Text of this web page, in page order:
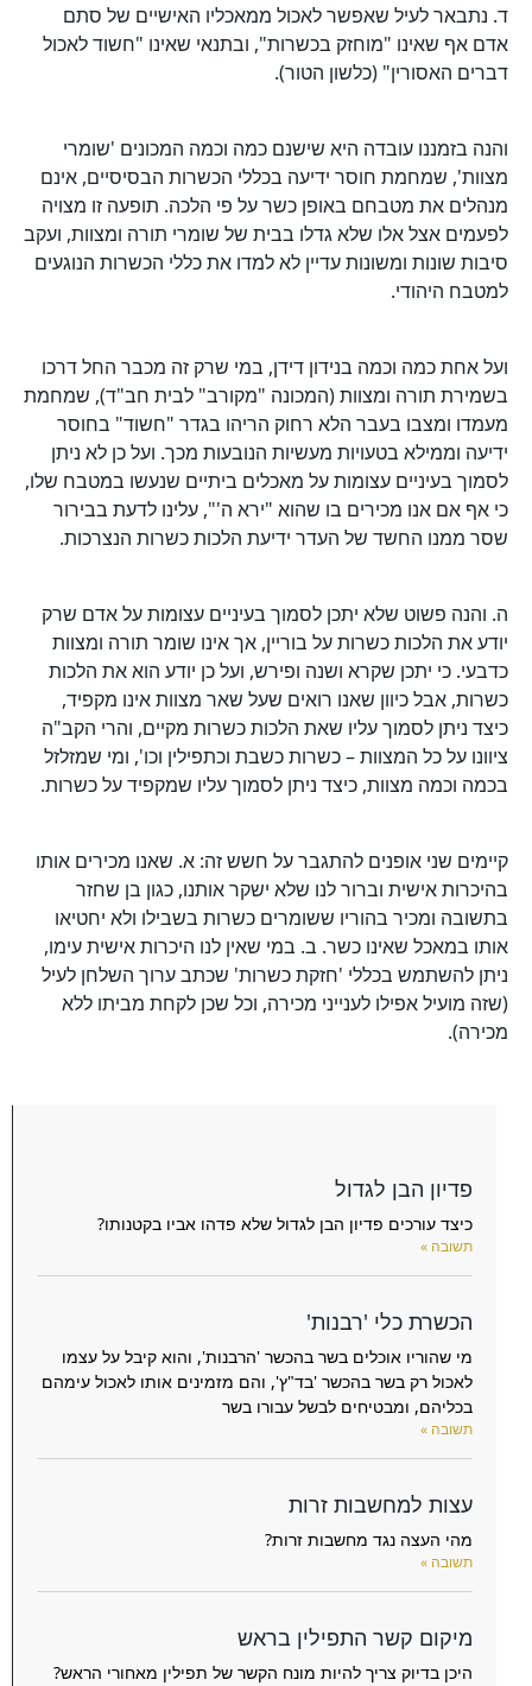
פדיון הבן לגדול
כיצד עורכים פדיון הבן לגדול שלא פדהו אביו בקטנותו?
תשובה »
הכשרת כלי 'רבנות'
מי שהוריו אוכלים בשר בהכשר 'הרבנות', והוא קיבל על עצמו
לאכול רק בשר בהכשר 'בד"ץ', והם מזמינים אותו לאכול עימהם
בכליהם, ומבטיחים לבשל עבורו בשר
תשובה »
עצות למחשבות זרות
מהי העצה נגד מחשבות זרות?
תשובה »
מיקום קשר התפילין בראש
היכן בדיוק צריך להיות מונח הקשר של תפילין מאחורי הראש?
ד. נתבאר לעיל שאפשר לאכול ממאכליו האישיים של סתם
אדם אף שאינו "מוחזק בכשרות", ובתנאי שאינו "חשוד לאכול
דברים האסורין" (כלשון הטור).
והנה בזמננו עובדה היא שישנם כמה וכמה המכונים 'שומרי
מצוות', שמחמת חוסר ידיעה בכללי הכשרות הבסיסיים, אינם
מנהלים את מטבחם באופן כשר על פי הלכה. תופעה זו מצויה
לפעמים אצל אלו שלא גדלו בבית של שומרי תורה ומצוות, ועקב
סיבות שונות ומשונות עדיין לא למדו את כללי הכשרות הנוגעים
למטבח היהודי.
ועל אחת כמה וכמה בנידון דידן, במי שרק זה מכבר החל דרכו
בשמירת תורה ומצוות (המכונה "מקורב" לבית חב"ד), שמחמת
מעמדו ומצבו בעבר הלא רחוק הריהו בגדר "חשוד" בחוסר
ידיעה וממילא בטעויות מעשיות הנובעות מכך. ועל כן לא ניתן
לסמוך בעיניים עצומות על מאכלים ביתיים שנעשו במטבח שלו,
כי אף אם אנו מכירים בו שהוא "ירא ה'", עלינו לדעת בבירור
שסר ממנו החשד של העדר ידיעת הלכות כשרות הנצרכות.
ה. והנה פשוט שלא יתכן לסמוך בעיניים עצומות על אדם שרק
יודע את הלכות כשרות על בוריין, אך אינו שומר תורה ומצוות
כדבעי. כי יתכן שקרא ושנה ופירש, ועל כן יודע הוא את הלכות
כשרות, אבל כיוון שאנו רואים שעל שאר מצוות אינו מקפיד,
כיצד ניתן לסמוך עליו שאת הלכות כשרות מקיים, והרי הקב"ה
ציוונו על כל המצוות – כשרות כשבת וכתפילין וכו', ומי שמזלזל
בכמה וכמה מצוות, כיצד ניתן לסמוך עליו שמקפיד על כשרות.
קיימים שני אופנים להתגבר על חשש זה: א. שאנו מכירים אותו
בהיכרות אישית וברור לנו שלא ישקר אותנו, כגון בן שחזר
בתשובה ומכיר בהוריו ששומרים כשרות בשבילו ולא יחטיאו
אותו במאכל שאינו כשר. ב. במי שאין לנו היכרות אישית עימו,
ניתן להשתמש בכללי 'חזקת כשרות' שכתב ערוך השלחן לעיל
(שזה מועיל אפילו לענייני מכירה, וכל שכן לקחת מביתו ללא
מכירה).